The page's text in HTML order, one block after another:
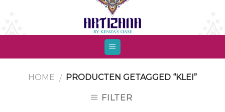
to
content
HOME / PRODUCTEN GETAGGED “KLEI”
FILTER